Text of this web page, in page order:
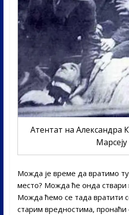
Атентат на Александра
Марсеју
Можда је време да вратимо ту
место? Можда ће онда
Можда ћемо се тада вратити
старим вредностима, пронаћи